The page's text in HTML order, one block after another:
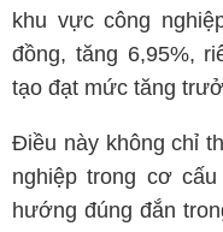
khu vực công
đồng, tăng 6,95%,
tạo đạt mức tăng
Điều này không chỉ
nghiệp trong cơ
hướng đúng đắn